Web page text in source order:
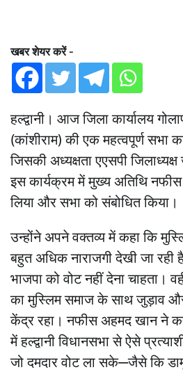
खबर शेयर करें -
हल्द्वानी। आज जिला कार्यालय
(कांशीराम) की एक महत्वपूर्ण सभा
जिसकी अध्यक्षता एएसपी
इस कार्यक्रम में मुख्य अतिथि
लिया और सभा को संबोधित किया।
उन्होंने अपने वक्तव्य में कहा कि
बहुत अधिक नाराजगी देखी जा रही
भाजपा को वोट नहीं देना चाहता।
का मुस्लिम समाज के साथ जुड़ाव
केंद्र रहा। नफीस अहमद खान ने
में हल्द्वानी विधानसभा से ऐसे
जो दमदार वोट ला सके—जैसे कि